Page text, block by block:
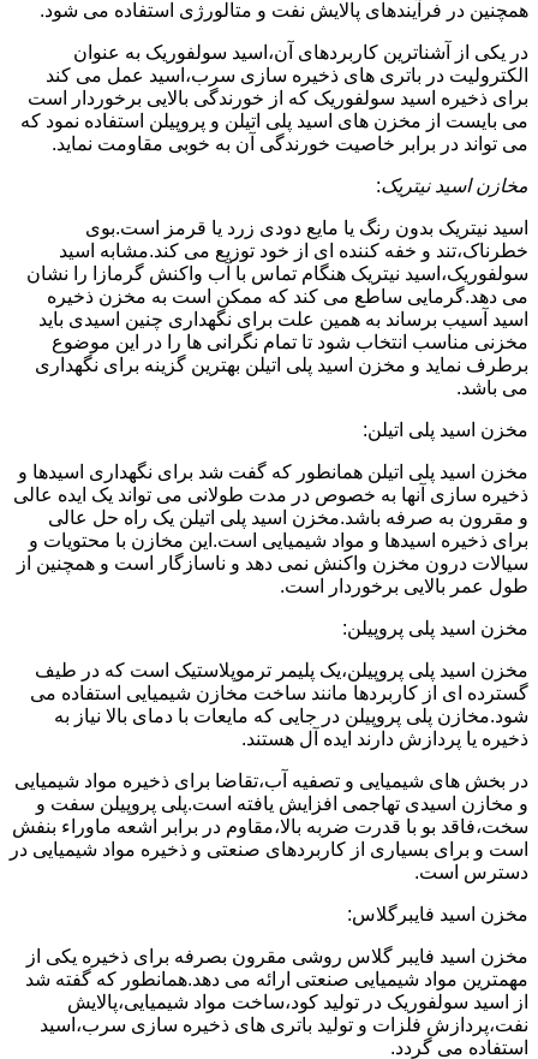
همچنین در فرآیندهای پالایش نفت و متالورژی استفاده می شود.
در یکی از آشناترین کاربردهای آن،اسید سولفوریک به عنوان
الکترولیت در باتری های ذخیره سازی سرب،اسید عمل می کند
برای ذخیره اسید سولفوریک که از خورندگی بالایی برخوردار است
می بایست از مخزن های اسید پلی اتیلن و پروپیلن استفاده نمود که
می تواند در برابر خاصیت خورندگی آن به خوبی مقاومت نماید.
مخازن اسید نیتریک:
اسید نیتریک بدون رنگ یا مایع دودی زرد یا قرمز است.بوی
خطرناک،تند و خفه کننده ای از خود توزیع می کند.مشابه اسید
سولفوریک،اسید نیتریک هنگام تماس با آب واکنش گرمازا را نشان
می دهد.گرمایی ساطع می کند که ممکن است به مخزن ذخیره
اسید آسیب برساند به همین علت برای نگهداری چنین اسیدی باید
مخزنی مناسب انتخاب شود تا تمام نگرانی ها را در این موضوع
برطرف نماید و مخزن اسید پلی اتیلن بهترین گزینه برای نگهداری
می باشد.
مخزن اسید پلی اتیلن:
مخزن اسید پلی اتیلن همانطور که گفت شد برای نگهداری اسیدها و
ذخیره سازی آنها به خصوص در مدت طولانی می تواند یک ایده عالی
و مقرون به صرفه باشد.مخزن اسید پلی اتیلن یک راه حل عالی
برای ذخیره اسیدها و مواد شیمیایی است.این مخازن با محتویات و
سیالات درون مخزن واکنش نمی دهد و ناسازگار است و همچنین از
طول عمر بالایی برخوردار است.
مخزن اسید پلی پروپیلن:
مخزن اسید پلی پروپیلن،یک پلیمر ترموپلاستیک است که در طیف
گسترده ای از کاربردها مانند ساخت مخازن شیمیایی استفاده می
شود.مخازن پلی پروپیلن در جایی که مایعات با دمای بالا نیاز به
ذخیره یا پردازش دارند ایده آل هستند.
در بخش های شیمیایی و تصفیه آب،تقاضا برای ذخیره مواد شیمیایی
و مخازن اسیدی تهاجمی افزایش یافته است.پلی پروپیلن سفت و
سخت،فاقد بو با قدرت ضربه بالا،مقاوم در برابر اشعه ماوراء بنفش
است و برای بسیاری از کاربردهای صنعتی و ذخیره مواد شیمیایی در
دسترس است.
مخزن اسید فایبرگلاس:
مخزن اسید فایبر گلاس روشی مقرون بصرفه برای ذخیره یکی از
مهمترین مواد شیمیایی صنعتی ارائه می دهد.همانطور که گفته شد
از اسید سولفوریک در تولید کود،ساخت مواد شیمیایی،پالایش
نفت،پردازش فلزات و تولید باتری های ذخیره سازی سرب،اسید
استفاده می گردد.